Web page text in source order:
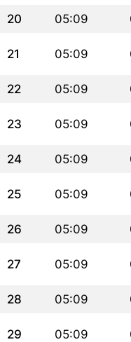
20 05:09
21 05:09
22 05:09
23 05:09
24 05:09
25 05:09
26 05:09
27 05:09
28 05:09
29 05:09